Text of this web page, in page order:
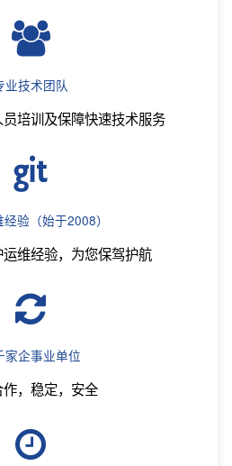
业技术团队
培训及保障快速技术服务
验（始于2008）
维经验，为您保驾护航
家企事业单位
，稳定，安全